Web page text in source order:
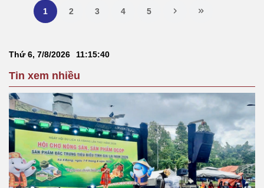
1 2 3 4 5
Thứ 6, 7/8/2026 11:15:41
Tin xem nhiều